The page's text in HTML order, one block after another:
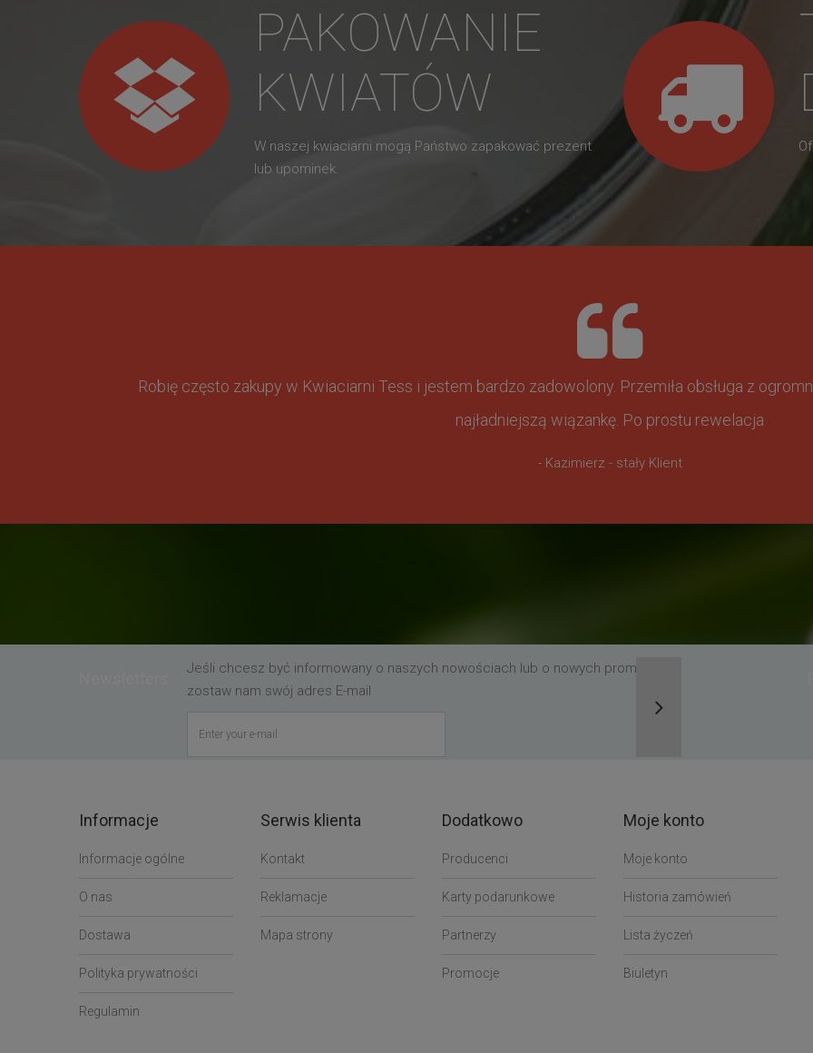
PAKOWANIE
KWIATÓW
W naszej kwiaciarni mogą Państwo zapakować prezent
lub upominek.
Robię często zakupy w Kwiaciarni Tess i jestem bardzo zadowolony. Przemiła obsługa z
najładniejszą wiązankę. Po prostu rewelacja
- Kazimierz - stały Klient
Jeśli chcesz być informowany o naszych nowościach lub o nowych promocjach,
zostaw nam swój adres E-mail
Informacje
Informacje ogólne
O nas
Dostawa
Polityka prywatności
Regulamin
Serwis klienta
Kontakt
Reklamacje
Mapa strony
Dodatkowo
Producenci
Karty podarunkowe
Partnerzy
Promocje
Moje konto
Moje konto
Historia zamówień
Lista życzeń
Biuletyn